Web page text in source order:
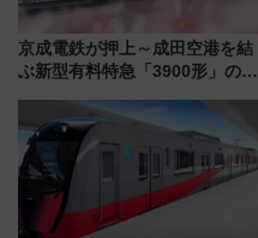
京成電鉄が押上～成田空港を結
ぶ新型有料特急「3900形」のコ
募集も実施